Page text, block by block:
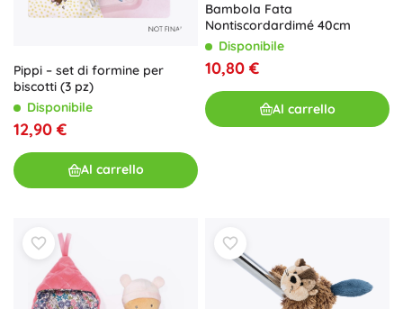
Pippi – set di formine per
biscotti (3 pz)
Disponibile
12,90 €
Al carrello
Bambola Fata
Nontiscordardimé 40cm
Disponibile
10,80 €
Al carrello